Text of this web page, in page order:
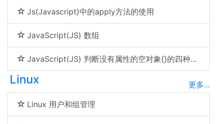
Js(Javascript)中的apply方法的使用
JavaScript(JS) 数组
JavaScript(JS) 判断没有属性的空对象{}的四种方法
Linux 更多...
Linux 用户和组管理